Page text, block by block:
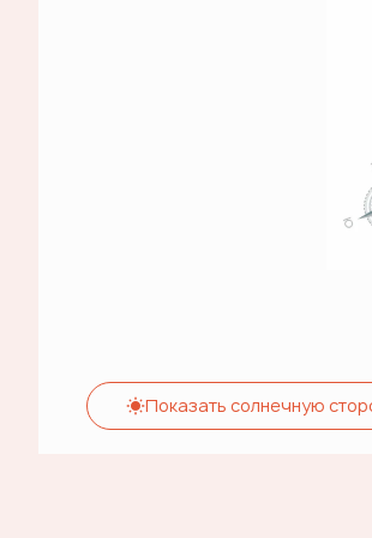
Показать солнечную